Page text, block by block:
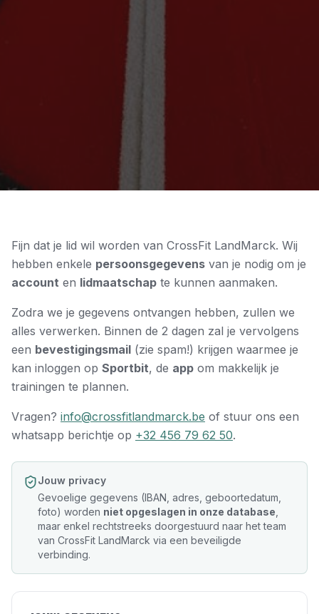
Fijn dat je lid wil worden van CrossFit LandMarck. Wij
hebben enkele persoonsgegevens van je nodig om je
account en lidmaatschap te kunnen aanmaken.
Zodra we je gegevens ontvangen hebben, zullen we
alles verwerken. Binnen de 2 dagen zal je vervolgens
een bevestigingsmail (zie spam!) krijgen waarmee je
kan inloggen op Sportbit, de app om makkelijk je
trainingen te plannen.
Vragen? info@crossfitlandmarck.be of stuur ons een
whatsapp berichtje op +32 456 79 62 50.
Jouw privacy
Gevoelige gegevens (IBAN, adres, geboortedatum,
foto) worden niet opgeslagen in onze database
maar enkel rechtstreeks doorgestuurd naar het team
van CrossFit LandMarck via een beveiligde
verbinding.